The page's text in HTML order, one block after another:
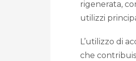
rigenerata,
utilizzi
L’utilizzo di
che